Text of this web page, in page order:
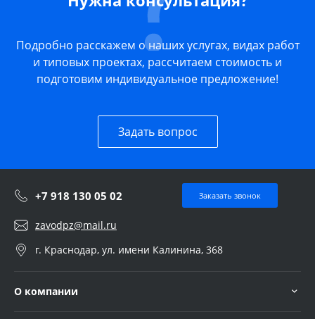
Подробно расскажем о наших услугах, видах работ
и типовых проектах, рассчитаем стоимость и
подготовим индивидуальное предложение!
Задать вопрос
+7 918 130 05 02 Заказать звонок
zavodpz@mail.ru
г. Краснодар, ул. имени Калинина, 368
О компании